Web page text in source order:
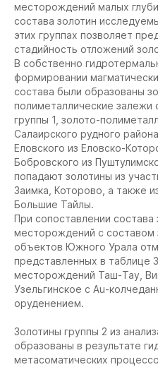
месторождений малых
состава золотин
этих группах позволяет
стадийность отложений
В собственно
формировании
состава были образованы
полиметаллические
группы 1, золото-
Салаирского рудного
Еловского из Еловско-
Бобровского из
попадают золотины из
Заимка, Которово, а также
Большие Тайлы.
При сопоставлении состава
месторождений с составом
объектов Южного Урала
представленных в таблице
месторождений Таш-Тау,
Узельгинское с Au-
оруденением.
Золотины группы 2 из
образованы в результате
метасоматических